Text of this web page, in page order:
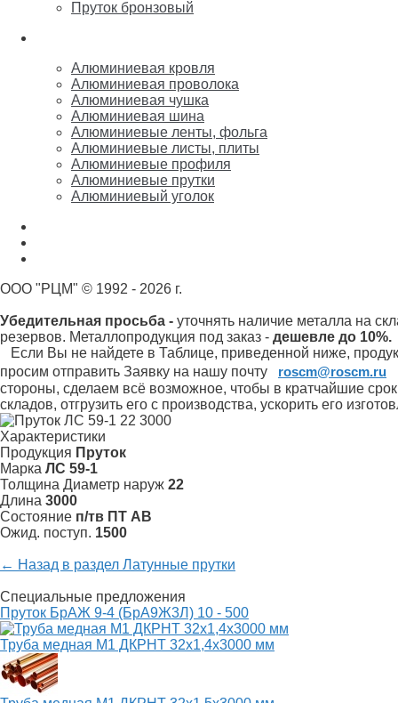
Пруток бронзовый
Алюминиевая кровля
Алюминиевая проволока
Алюминиевая чушка
Алюминиевая шина
Алюминиевые ленты, фольга
Алюминиевые листы, плиты
Алюминиевые профиля
Алюминиевые прутки
Алюминиевый уголок
ООО "РЦМ" © 1992 - 2026 г.
Убедительная просьба - уточнять наличие металла на
резервов. Металлопродукция под заказ - дешевле до 10%.
Если Вы не найдете в Таблице, приведенной ниже,
просим отправить Заявку на нашу почту
roscm@roscm.ru
стороны, сделаем всё возможное, чтобы в кратчайшие
складов, отгрузить его с производства, ускорить его
Характеристики
Продукция Пруток
Марка ЛС 59-1
Толщина Диаметр наруж 22
Длина 3000
Состояние п/тв ПТ АВ
Ожид. поступ. 1500
← Назад в раздел Латунные прутки
Специальные предложения
Пруток БрАЖ 9-4 (БрА9Ж3Л) 10 - 500
Труба медная М1 ДКРНТ 32х1,4х3000 мм